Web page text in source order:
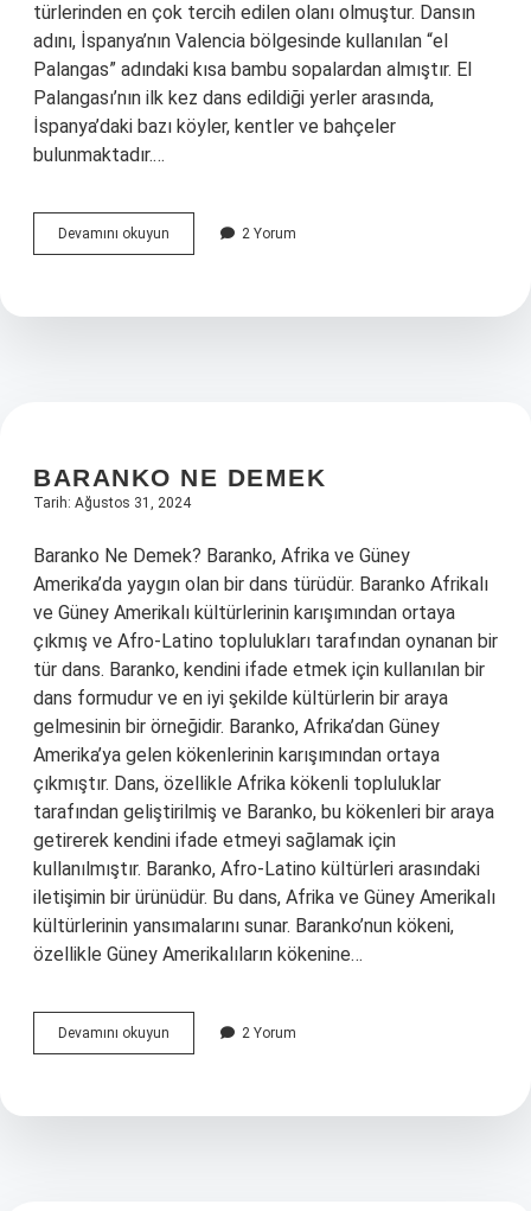
türlerinden en çok tercih edilen olanı olmuştur. Dansın
adını, İspanya’nın Valencia bölgesinde kullanılan “el
Palangas” adındaki kısa bambu sopalardan almıştır. El
Palangası’nın ilk kez dans edildiği yerler arasında,
İspanya’daki bazı köyler, kentler ve bahçeler
bulunmaktadır.…
Devamını okuyun
Palangası
palanga
2 Yorum
BARANKO NE DEMEK
Tarih: Ağustos 31, 2024
Baranko Ne Demek? Baranko, Afrika ve Güney
Amerika’da yaygın olan bir dans türüdür. Baranko Afrikalı
ve Güney Amerikalı kültürlerinin karışımından ortaya
çıkmış ve Afro-Latino toplulukları tarafından oynanan bir
tür dans. Baranko, kendini ifade etmek için kullanılan bir
dans formudur ve en iyi şekilde kültürlerin bir araya
gelmesinin bir örneğidir. Baranko, Afrika’dan Güney
Amerika’ya gelen kökenlerinin karışımından ortaya
çıkmıştır. Dans, özellikle Afrika kökenli topluluklar
tarafından geliştirilmiş ve Baranko, bu kökenleri bir araya
getirerek kendini ifade etmeyi sağlamak için
kullanılmıştır. Baranko, Afro-Latino kültürleri arasındaki
iletişimin bir ürünüdür. Bu dans, Afrika ve Güney Amerikalı
kültürlerinin yansımalarını sunar. Baranko’nun kökeni,
özellikle Güney Amerikalıların kökenine…
Devamını okuyun Baranko
ne
2 Yorum